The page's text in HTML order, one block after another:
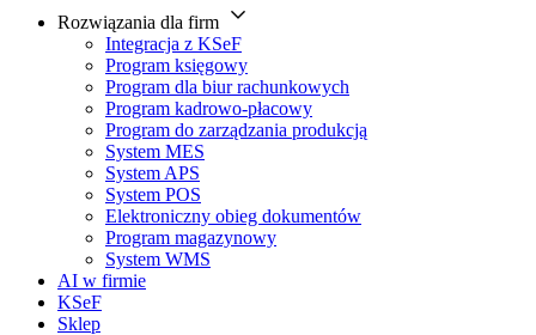
Rozwiązania dla firm
Integracja z KSeF
Program księgowy
Program dla biur rachunkowych
Program kadrowo-płacowy
Program do zarządzania produkcją
System MES
System APS
System POS
Elektroniczny obieg dokumentów
Program magazynowy
System WMS
AI w firmie
KSeF
Sklep